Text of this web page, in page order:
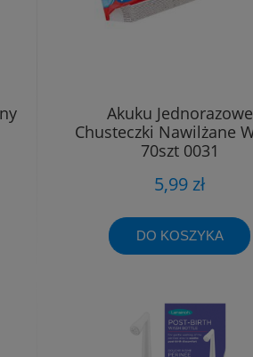
Akuku Jednorazowe
Chusteczki Nawilżane
70szt 0031
5,99 zł
DO KOSZYKA